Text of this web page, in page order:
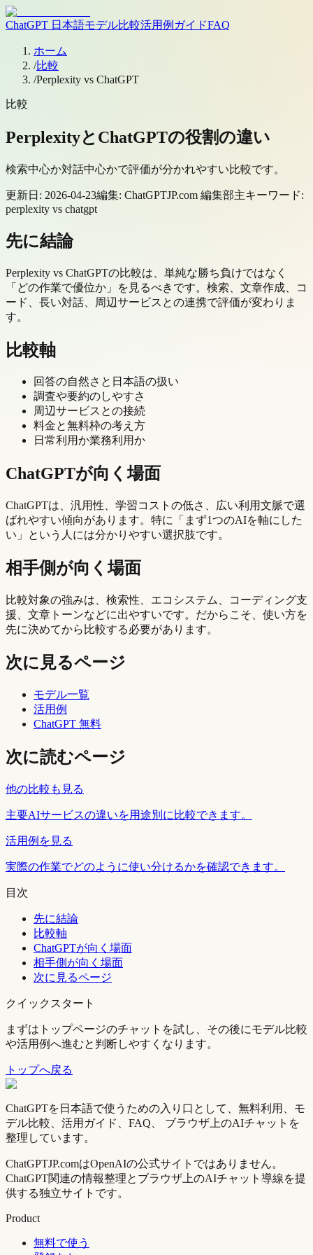
ChatGPT 日本語モデル比較活用例 ガイドFAQ
ホーム
/比較
/Perplexity vs ChatGPT
比較
PerplexityとChatGPTの役割の違い
検索中心か対話中心かで評価が分かれやすい比較です。
更新日: 2026-04-23編集: ChatGPTJP.com 編集部主キーワード:
perplexity vs chatgpt
先に結論
Perplexity vs ChatGPTの比較は、単純な勝ち負けではなく
「どの作業で優位か」を見るべきです。検索、文章作成、コ
ード、長い対話、周辺サービスとの連携で評価が変わりま
す。
比較軸
回答の自然さと日本語の扱い
調査や要約のしやすさ
周辺サービスとの接続
料金と無料枠の考え方
日常利用か業務利用か
ChatGPTが向く場面
ChatGPTは、汎用性、学習コストの低さ、広い利用文脈で選
ばれやすい傾向があります。特に「まず1つのAIを軸にした
い」という人には分かりやすい選択肢です。
相手側が向く場面
比較対象の強みは、検索性、エコシステム、コーディング支
援、文章トーンなどに出やすいです。だからこそ、使い方を
先に決めてから比較する必要があります。
次に見るページ
モデル一覧
活用例
ChatGPT 無料
次に読むページ
他の比較も見る
主要AIサービスの違いを用途別に比較できます。
活用例を見る
実際の作業でどのように使い分けるかを確認できます。
目次
先に結論
比較軸
ChatGPTが向く場面
相手側が向く場面
次に見るページ
クイックスタート
まずはトップページのチャットを試し、その後にモデル比較
や活用例へ進むと判断しやすくなります。
トップへ戻る
ChatGPTを日本語で使うための入り口として、無料利用、モ
デル比較、活用ガイド、FAQ、 ブラウザ上のAIチャットを
整理しています。
ChatGPTJP.comはOpenAIの公式サイトではありません。
ChatGPT関連の情報整理とブラウザ上のAIチャット導線を提
供する独立サイトです。
Product
無料で使う